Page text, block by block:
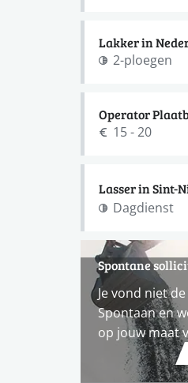
Lakker in
2-ploegen
Operator
15 - 20
Lasser in Sint-
Dagdienst
Spontane
Je vond niet
Spontaan en
op jouw maat